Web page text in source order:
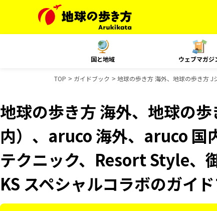
国と地域 ウェブマガジ
TOP ガイドブック 地球の歩き方 海外、地球の歩き方 J
地球の歩き方 海外、地球の
内）、aruco 海外、aruco 国
テクニック、Resort Style、
KS スペシャルコラボのガイ